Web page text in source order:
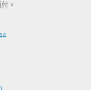
。